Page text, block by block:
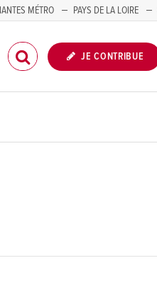
MÉTRO PAYS DE LA LOIRE
JE CONTRIBUE